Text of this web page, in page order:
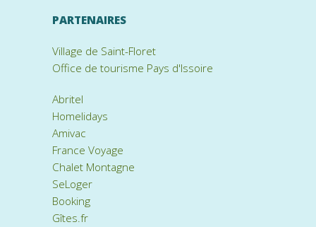
PARTENAIRES
Village de Saint-Floret
Office de tourisme Pays d'Issoire
Abritel
Homelidays
Amivac
France Voyage
Chalet Montagne
SeLoger
Booking
Gîtes.fr